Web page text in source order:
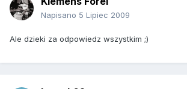
Napisano 5 Lipiec 2009
Ale dzieki za odpowiedz wszystkim ;)